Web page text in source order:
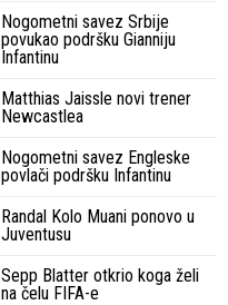
Nogometni savez Srbije
povukao podršku Gianniju
Infantinu
Matthias Jaissle novi trener
Newcastlea
Nogometni savez Engleske
povlači podršku Infantinu
Randal Kolo Muani ponovo u
Juventusu
Sepp Blatter otkrio koga želi
na čelu FIFA-e